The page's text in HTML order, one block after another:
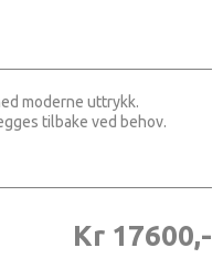
moderne uttrykk.
tilbake ved behov.
Kr 17600,-